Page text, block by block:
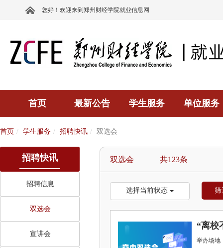
您好！欢迎来到郑州财经学院就业信息网
首页 最新公告 学生服务 单位服务
首页 学生服务 招聘快讯 双选会
招聘快讯
招聘信息
双选会
宣讲会
双选会 共123条
选择当前状态 筛
举办场地